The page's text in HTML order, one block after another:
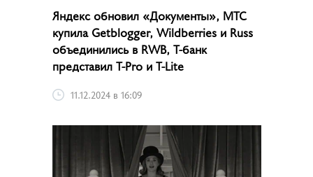
Яндекс обновил «Документы», МТС
купила Getblogger, Wildberries и Russ
объединились в RWB, Т-банк
представил T-Pro и T-Lite
11.12.2024 в 16:09